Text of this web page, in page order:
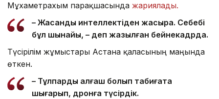
Мұхаметрахым парақшасында жариялады.
– Жасанды интеллектіден жақсырақ. Себебі
бұл шынайы, – деп жазылған бейнекадрда.
Түсірілім жұмыстары Астана қаласының маңында
өткен.
– Тұлпарды алғаш болып табиғатқа
шығарып, дронға түсірдік.